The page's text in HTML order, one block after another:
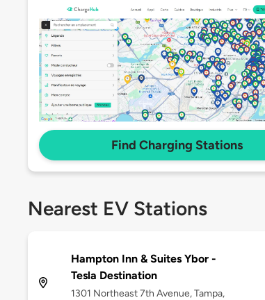
Find Charging Stations
Nearest EV Stations
Hampton Inn & Suites Ybor -
Tesla Destination
1301 Northeast 7th Avenue, Tampa,